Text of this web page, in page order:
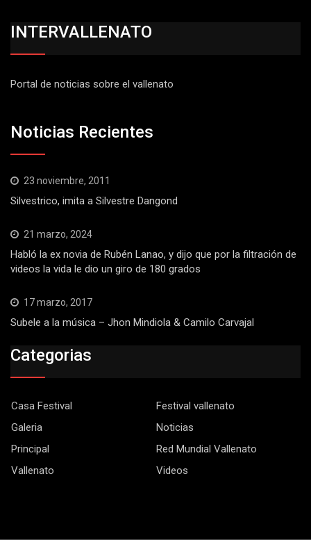
INTERVALLENATO
Portal de noticias sobre el vallenato
Noticias Recientes
23 noviembre, 2011
Silvestrico, imita a Silvestre Dangond
21 marzo, 2024
Habló la ex novia de Rubén Lanao, y dijo que por la filtración de
videos la vida le dio un giro de 180 grados
17 marzo, 2017
Subele a la música – Jhon Mindiola & Camilo Carvajal
Categorias
Casa Festival
Festival vallenato
Galeria
Noticias
Principal
Red Mundial Vallenato
Vallenato
Videos